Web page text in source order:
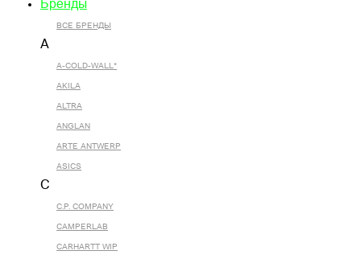
Бренды
ВСЕ БРЕНДЫ
A
A-COLD-WALL*
AKILA
ALTRA
ANGLAN
ARTE ANTWERP
ASICS
C
C.P. COMPANY
CAMPERLAB
CARHARTT WIP